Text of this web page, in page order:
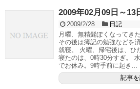
2009年02月09日～13
2009/2/28
日記
月曜、無精髭ぽくなってき
その後は簿記の勉強などを
就寝。 火曜、帰宅後は、ひ
寝たのは、0時30分すぎ。
でお休み。9時手前に起き...
記事